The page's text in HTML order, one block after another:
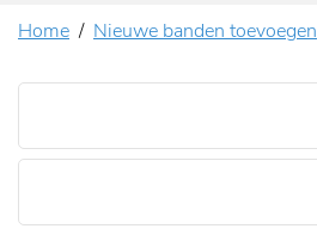
Home
Nieuwe banden toevoegen